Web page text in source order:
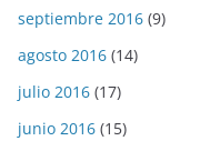
septiembre 2016 (9)
agosto 2016 (14)
julio 2016 (17)
junio 2016 (15)